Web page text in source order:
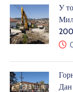
У
Дан